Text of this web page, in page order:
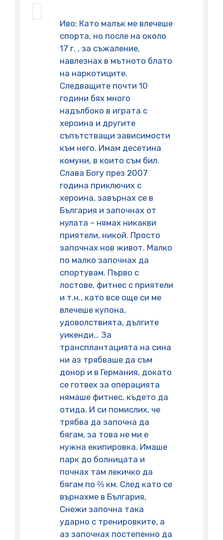
Иво: Като малък ме влечеше
спорта, но после на около
17 г. , за съжаление,
навлезнах в мътното блато
на наркотиците.
Следващите почти 10
години бях много
надълбоко в играта с
хероина и другите
съпътстващи зависимости
към него. Имам десетина
комуни, в които съм бил.
Слава Богу през 2007
година приключих с
хероина, завърнах се в
България и започнах от
нулата – нямах никакви
приятели, никой. Просто
започнах нов живот. Малко
по малко започнах да
спортувам. Първо с
лостове, фитнес с приятели
и т.н., като все още си ме
влечеше купона,
удоволствията, дългите
уикенди… За
трансплантацията на сина
ни аз трябваше да съм
донор и в Германия, докато
се готвех за операцията
нямаше фитнес, където да
отида. И си помислих, че
трябва да започна да
бягам, за това не ми е
нужна екипировка. Имаше
парк до болницата и
почнах там лекичко да
бягам по ⅔ км. След като се
върнахме в България,
Снежи започна така
ударно с тренировките, а
аз започнах постепенно да